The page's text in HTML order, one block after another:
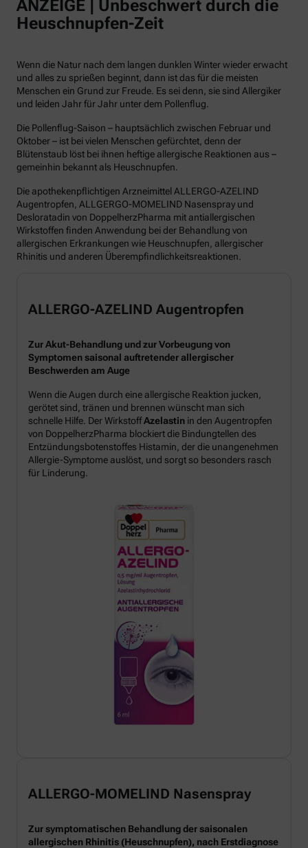
ANZEIGE | Unbeschwert durch die
Heuschnupfen-Zeit
Wenn die Natur nach dem langen dunklen Winter wieder erwacht
und alles zu sprießen beginnt, dann ist das für die meisten
Menschen ein Grund zur Freude. Es sei denn, sie sind Allergiker
und leiden Jahr für Jahr unter dem Pollenflug.
Die Pollenflug-Saison – hauptsächlich zwischen Februar und
Oktober – ist bei vielen Menschen gefürchtet, denn der
Blütenstaub löst bei ihnen heftige allergische Reaktionen aus –
gemeinhin bekannt als Heuschnupfen.
Die apothekenpflichtigen Arzneimittel ALLERGO-AZELIND
Augentropfen, ALLGERGO-MOMELIND Nasenspray und
Desloratadin von DoppelherzPharma mit antiallergischen
Wirkstoffen finden Anwendung bei der Behandlung von
allergischen Erkrankungen wie Heuschnupfen, allergischer
Rhinitis und anderen Überempfindlichkeitsreaktionen.
ALLERGO-AZELIND Augentropfen
Zur Akut-Behandlung und zur Vorbeugung von
Symptomen saisonal auftretender allergischer
Beschwerden am Auge
Wenn die Augen durch eine allergische Reaktion jucken,
gerötet sind, tränen und brennen wünscht man sich
schnelle Hilfe. Der WirkstoffAzelastin in den Augentropfen
von DoppelherzPharma blockiert die Bindungtellen des
Entzündungsbotenstoffes Histamin, der die unangenehmen
Allergie-Symptome auslöst, und sorgt so besonders rasch
für Linderung.
ALLERGO-MOMELIND Nasenspray
Zur symptomatischen Behandlung der saisonalen
allergischen Rhinitis (Heuschnupfen), nach Erstdiagnose